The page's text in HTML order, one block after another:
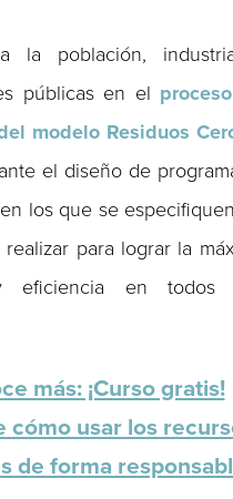
la población,
públicas en el
modelo Residuos
el diseño de
los que se
para lograr la
eficiencia en todos
más: ¡Curso gratis!
cómo usar los
de forma